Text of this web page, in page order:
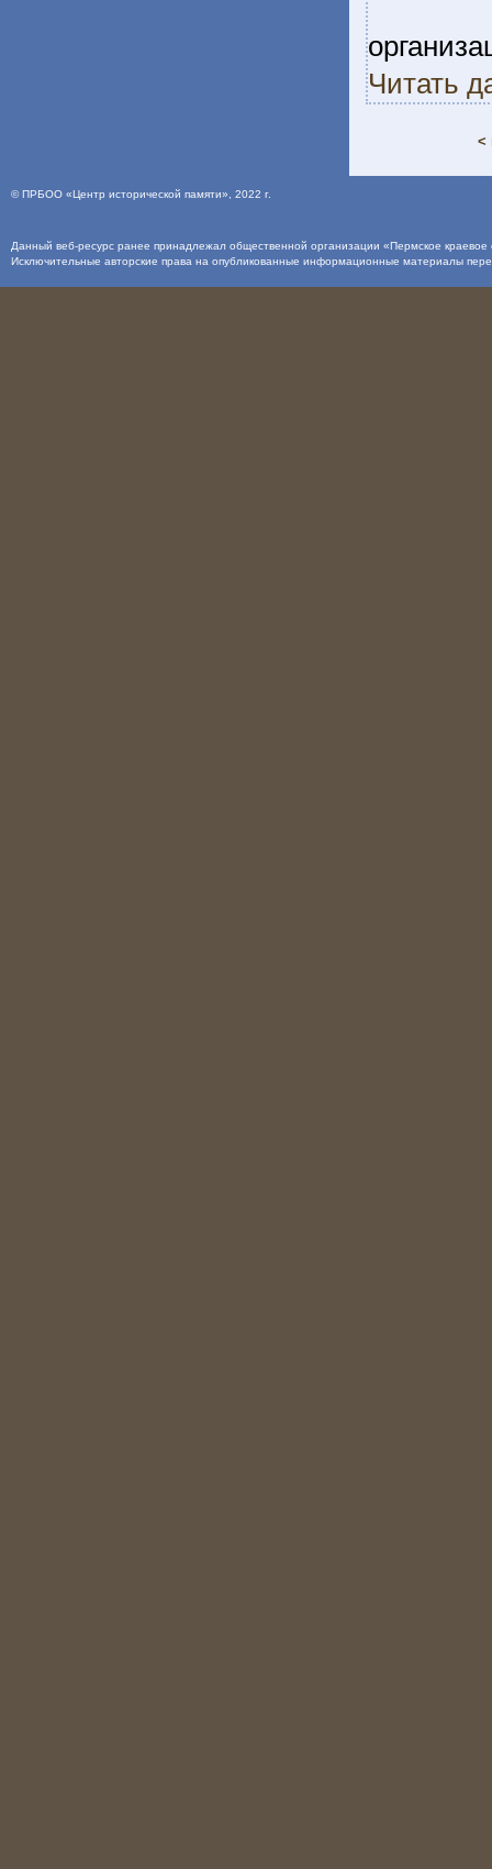
Читать
<
©ПРБОО «Центр исторической памяти» , 2022 г.
Данный веб-ресурс ранее принадлежал общественной организации «Пермское
Исключительные авторские права на опубликованные информационные материалы